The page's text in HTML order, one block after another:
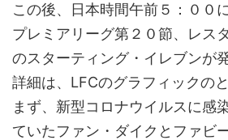
この後、日本時間午前５：００
プレミアリーグ第２０節、レス
のスターティング・イレブンが
詳細は、LFCのグラフィックのと
まず、新型コロナウイルスに感
ていたファン・ダイクとファビ